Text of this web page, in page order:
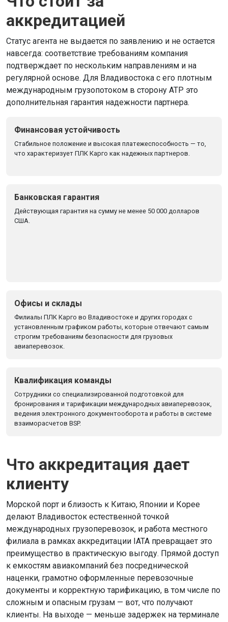
аккредитацией
Статус агента не выдается по заявлению и не остается
навсегда: соответствие требованиям компания
подтверждает по нескольким направлениям и на
регулярной основе. Для Владивостока с его плотным
международным грузопотоком в сторону АТР это
дополнительная гарантия надежности партнера.
Финансовая устойчивость
Стабильное положение и высокая платежеспособность — то,
что характеризует ПЛК Карго как надежных партнеров.
Банковская гарантия
Действующая гарантия на сумму не менее 50 000 долларов
США.
Офисы и склады
Филиалы ПЛК Карго во Владивостоке и других городах с
установленным графиком работы, которые отвечают самым
строгим требованиям безопасности для грузовых
авиаперевозок.
Квалификация команды
Сотрудники со специализированной подготовкой для
бронирования и тарификации международных авиаперевозок,
ведения электронного документооборота и работы в системе
взаиморасчетов BSP.
Что аккредитация дает
клиенту
Морской порт и близость к Китаю, Японии и Корее
делают Владивосток естественной точкой
международных грузоперевозок, и работа местного
филиала в рамках аккредитации IATA превращает это
преимущество в практическую выгоду. Прямой доступ
к емкостям авиакомпаний без посреднической
наценки, грамотно оформленные перевозочные
документы и корректную тарификацию, в том числе по
сложным и опасным грузам — вот, что получают
клиенты. На выходе — меньше задержек на терминале